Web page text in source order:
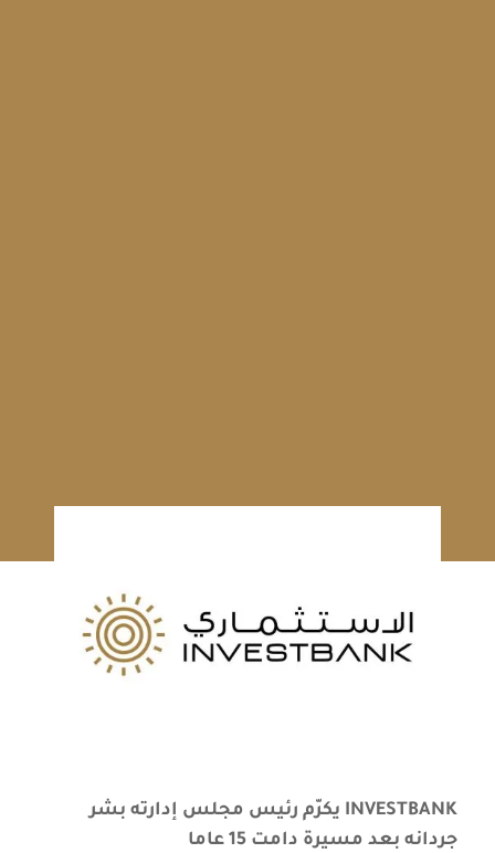
INVESTBANK يكرّم رئيس مجلس إدارته بشر
جردانه بعد مسيرة دامت 15 عاما